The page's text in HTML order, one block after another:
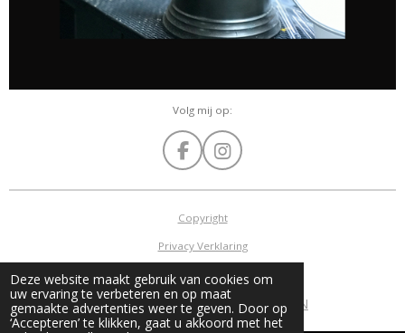
Deze website maakt gebruik van cookies om
uw ervaring te verbeteren en op maat
gemaakte advertenties weer te geven. Door op
‘Accepteren’ te klikken, gaat u akkoord met het
Volg mij op:
F
a
c
e
o
o
k
I
n
s
t
g
r
a
m
Copyright
Privacy Verklaring
Algemene voorwaarden
©2015 - 2026 GERRIE MATHIJSSEN